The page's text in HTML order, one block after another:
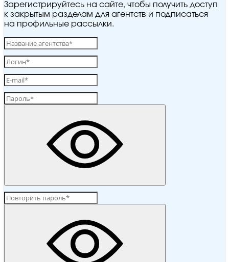
Зарегистрируйтесь на сайте, чтобы получить доступ
к закрытым разделам для агентств и подписаться
на профильные рассылки.